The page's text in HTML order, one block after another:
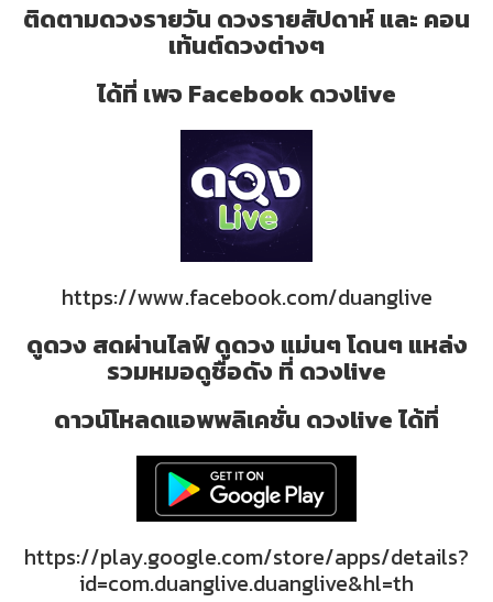
ติดตามดวงรายวัน ดวงรายสัปดาห์ และ คอน
เท้นต์ดวงต่างๆ
ได้ที่ เพจ Facebook ดวงlive
https://www.facebook.com/duanglive
ดูดวง สดผ่านไลฟ์ ดูดวง แม่นๆ โดนๆ แหล่ง
รวมหมอดูชื่อดัง ที่ ดวงlive
ดาวน์โหลดแอพพลิเคชั่น ดวงlive ได้ที่
https://play.google.com/store/apps/details?
id=com.duanglive.duanglive&hl=th